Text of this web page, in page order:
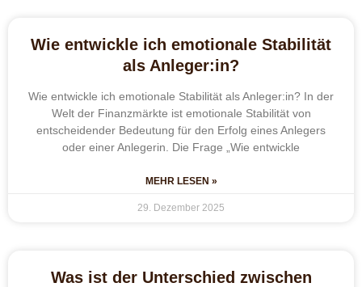
Wie entwickle ich emotionale Stabilität
als Anleger:in?
Wie entwickle ich emotionale Stabilität als Anleger:in? In der
Welt der Finanzmärkte ist emotionale Stabilität von
entscheidender Bedeutung für den Erfolg eines Anlegers
oder einer Anlegerin. Die Frage „Wie entwickle
MEHR LESEN »
29. Dezember 2025
Was ist der Unterschied zwischen